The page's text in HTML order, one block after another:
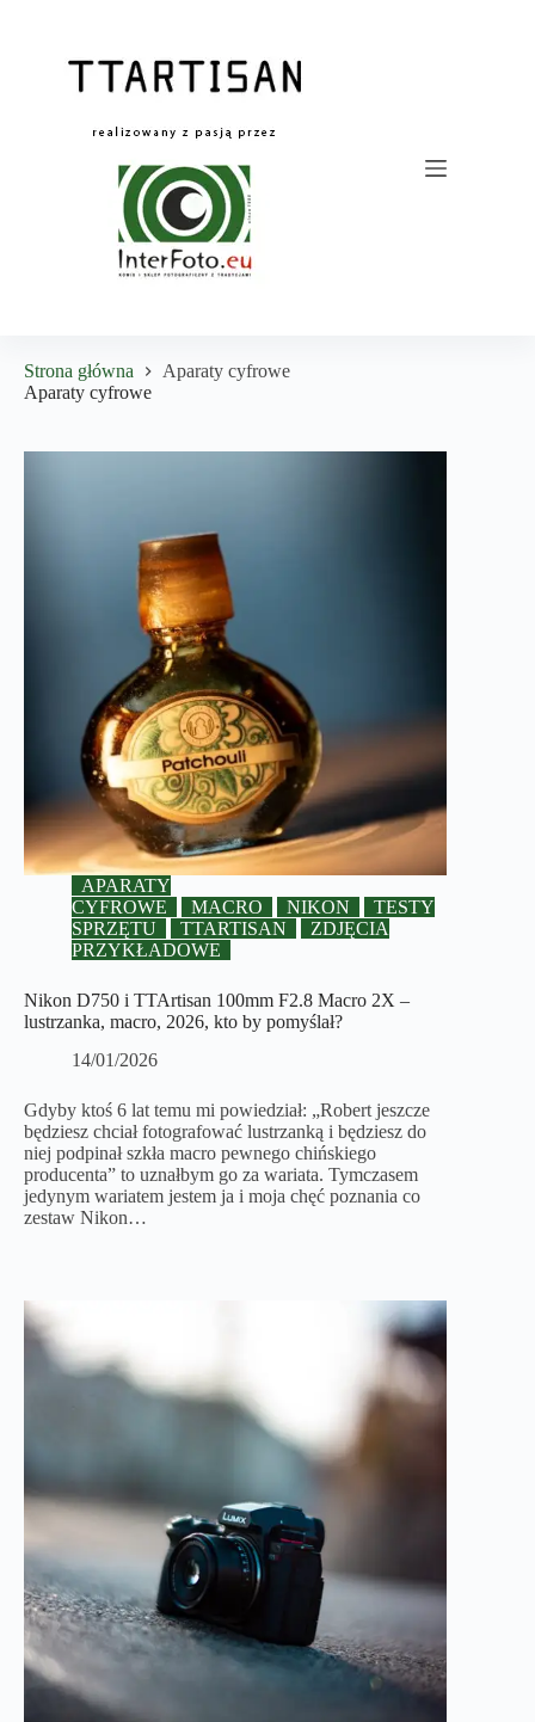
Strona główna
Aparaty cyfrowe
Aparaty cyfrowe
APARATY
CYFROWE
MACRO NIKON
TESTY
SPRZĘTU
TTARTISAN
ZDJĘCIA
PRZYKŁADOWE
Nikon D750 i TTArtisan 100mm F2.8 Macro 2X –
lustrzanka, macro, 2026, kto by pomyślał?
14/01/2026
Gdyby ktoś 6 lat temu mi powiedział: „Robert jeszcze
będziesz chciał fotografować lustrzanką i będziesz do
niej podpinał szkła macro pewnego chińskiego
producenta” to uznałbym go za wariata. Tymczasem
jedynym wariatem jestem ja i moja chęć poznania co
zestaw Nikon…